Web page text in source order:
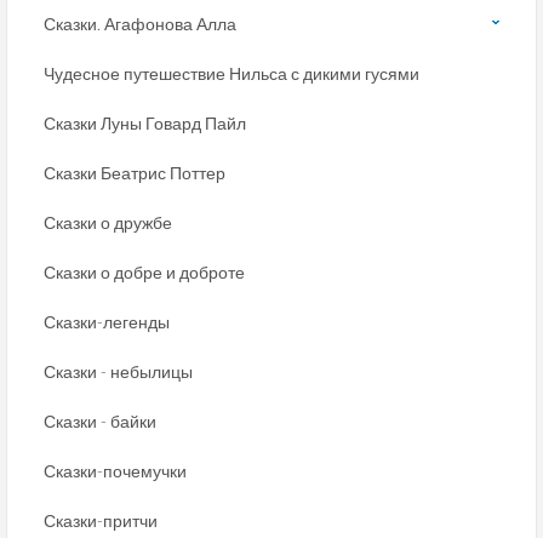
Сказки. Агафонова Алла
Чудесное путешествие Нильса с дикими гусями
Сказки Луны Говард Пайл
Сказки Беатрис Поттер
Сказки о дружбе
Сказки о добре и доброте
Сказки-легенды
Сказки - небылицы
Сказки - байки
Сказки-почемучки
Сказки-притчи